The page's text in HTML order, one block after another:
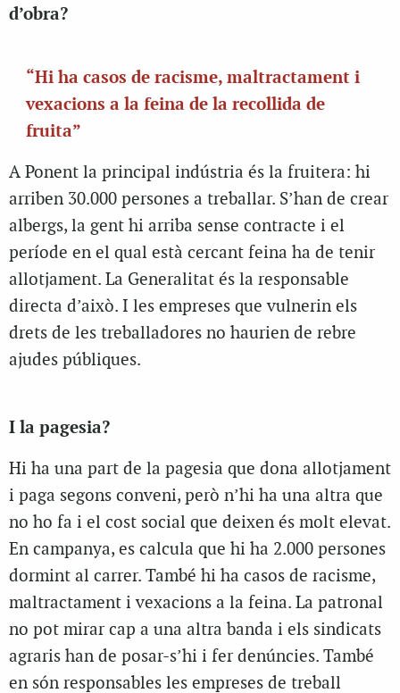
d’obra?
“Hi ha casos de racisme, maltractament i
vexacions a la feina de la recollida de
fruita”
A Ponent la principal indústria és la fruitera: hi
arriben 30.000 persones a treballar. S’han de crear
albergs, la gent hi arriba sense contracte i el
període en el qual està cercant feina ha de tenir
allotjament. La Generalitat és la responsable
directa d’això. I les empreses que vulnerin els
drets de les treballadores no haurien de rebre
ajudes públiques.
I la pagesia?
Hi ha una part de la pagesia que dona allotjament
i paga segons conveni, però n’hi ha una altra que
no ho fa i el cost social que deixen és molt elevat.
En campanya, es calcula que hi ha 2.000 persones
dormint al carrer. També hi ha casos de racisme,
maltractament i vexacions a la feina. La patronal
no pot mirar cap a una altra banda i els sindicats
agraris han de posar-s’hi i fer denúncies. També
en són responsables les empreses de treball